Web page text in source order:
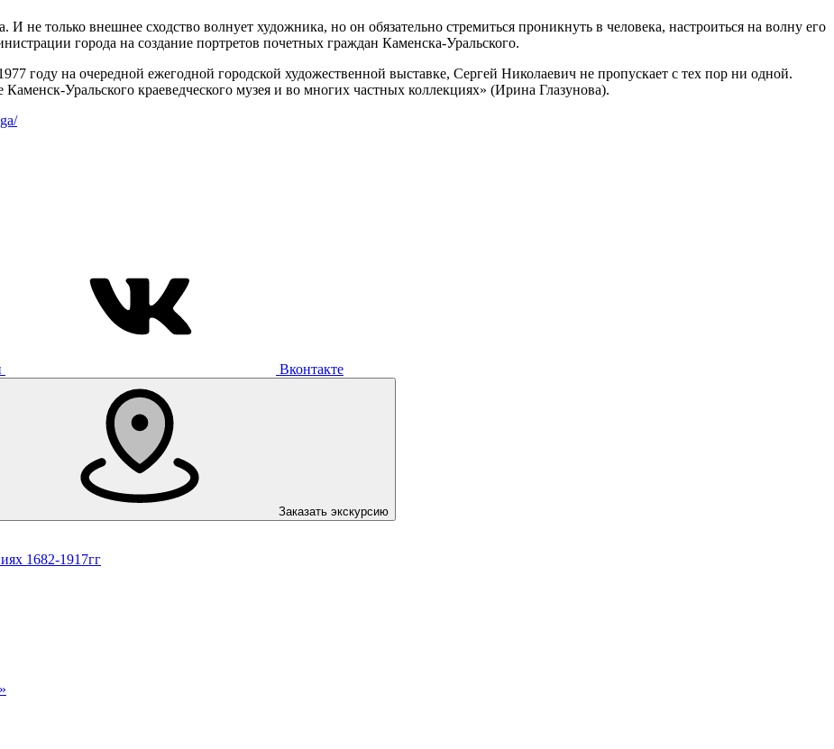
не только внешнее сходство волнует художника, но он обязательно стремиться проникнуть в человека, настроиться на волну его
города на создание портретов почетных граждан Каменска-Уральского.
году на очередной ежегодной городской художественной выставке, Сергей Николаевич не пропускает с тех пор ни одной.
Уральского краеведческого музея и во многих частных коллекциях» (Ирина Глазунова).
Вконтакте
Заказать экскурсию
1682-1917гг